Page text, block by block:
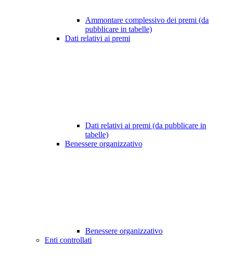
Ammontare complessivo dei premi (da
pubblicare in tabelle)
Dati relativi ai premi
Dati relativi ai premi (da pubblicare in
tabelle)
Benessere organizzativo
Benessere organizzativo
Enti controllati